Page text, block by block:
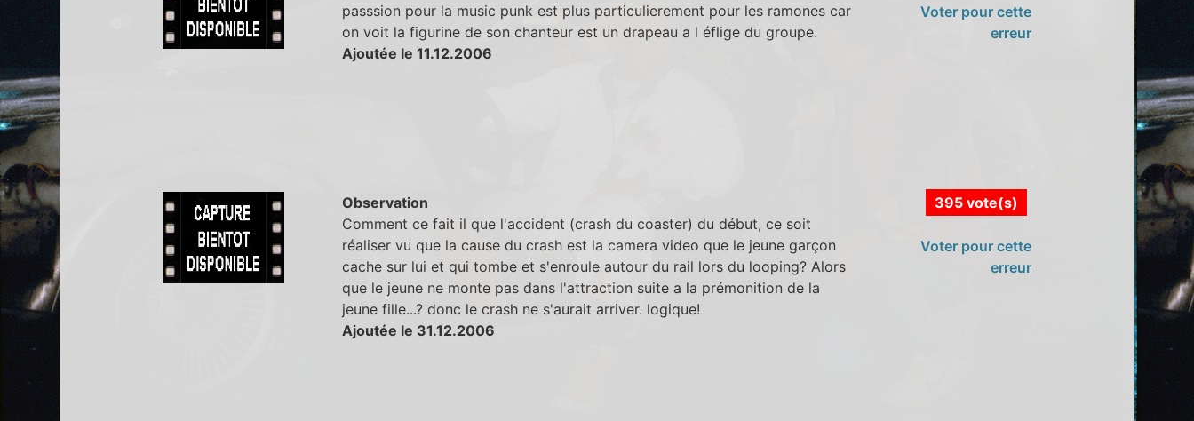
passsion pour la music punk est plus particulierement pour les ramones car
on voit la figurine de son chanteur est un drapeau a l éflige du groupe.
Ajoutée le 11.12.2006
Voter pour cette
erreur
Observation
Comment ce fait il que l'accident (crash du coaster) du début, ce soit
réaliser vu que la cause du crash est la camera video que le jeune garçon
cache sur lui et qui tombe et s'enroule autour du rail lors du looping? Alors
que le jeune ne monte pas dans l'attraction suite a la prémonition de la
jeune fille...? donc le crash ne s'aurait arriver. logique!
Ajoutée le 31.12.2006
395 vote(s)
Voter pour cette
erreur